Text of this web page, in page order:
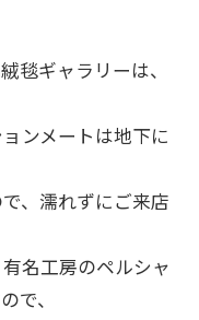
毯ギャラリーは、
ンメートは地下に
、濡れずにご来店
名工房のペルシャ
で、